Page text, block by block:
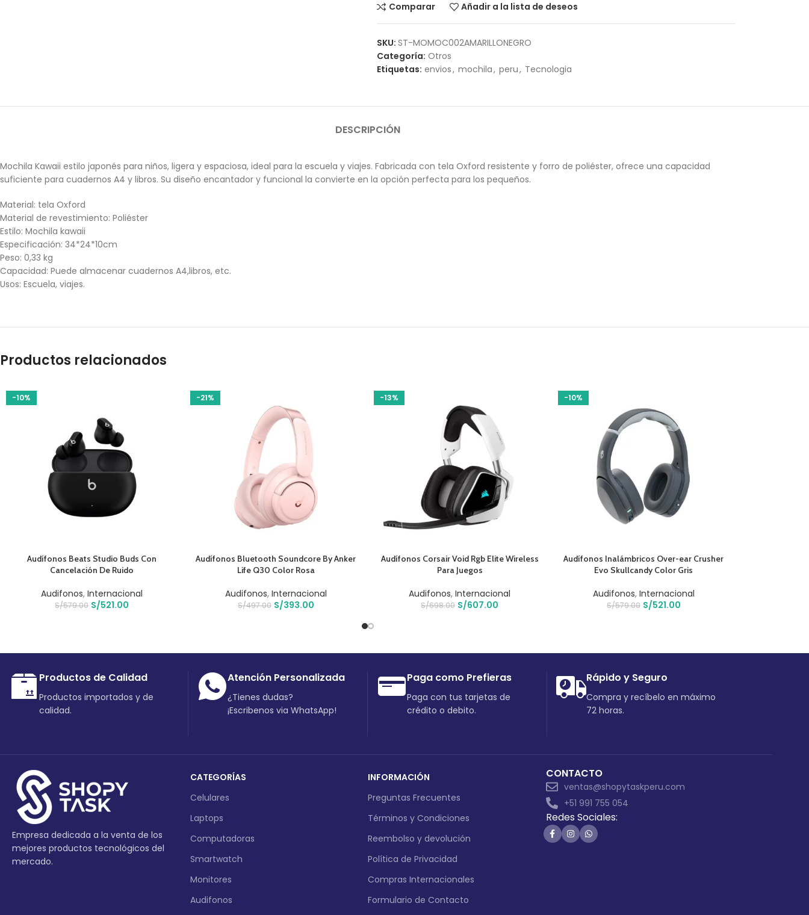
Comparar Añadir a la lista de deseos
SKU: ST-MOMOC002AMARILLONEGRO
Categoría: Otros
Etiquetas: envios, mochila, peru, Tecnologia
DESCRIPCIÓN
Mochila Kawaii estilo japonés para niños, ligera y espaciosa, ideal para la escuela y viajes. Fabricada con tela Oxford resistente y forro de poliéster, ofrece una capacidad
suficiente para cuadernos A4 y libros. Su diseño encantador y funcional la convierte en la opción perfecta para los pequeños.
Material: tela Oxford
Material de revestimiento: Poliéster
Estilo: Mochila kawaii
Especificación: 34*24*10cm
Peso: 0,33 kg
Capacidad: Puede almacenar cuadernos A4,libros, etc.
Usos: Escuela, viajes.
Productos relacionados
-10%
AÑADIR AL CARRITO
Audífonos Beats Studio Buds Con
Cancelación De Ruido
Audifonos,Internacional
S/579.00 S/521.00
-21%
AÑADIR AL CARRITO
Audífonos Bluetooth Soundcore By Anker
Life Q30 Color Rosa
Audifonos, Internacional
S/497.00 S/393.00
-13%
AÑADIR AL CARRITO
Audífonos Corsair Void Rgb Elite Wireless
Para Juegos
Audifonos,Internacional
S/698.00 S/607.00
-10%
AÑADIR AL CARRITO
Audífonos Inalámbricos Over-ear Crusher
Evo Skullcandy Color Gris
Audifonos, Internacional
S/579.00 S/521.00
Productos de Calidad
Productos importados y de
calidad.
Atención Personalizada
¿Tienes dudas?
¡Escribenos via WhatsApp!
Paga como Prefieras
Paga con tus tarjetas de
crédito o debito.
Rápido y Seguro
Compra y recíbelo en máximo
72 horas.
Empresa dedicada a la venta de los
mejores productos tecnológicos del
mercado.
CATEGORÍAS
Celulares
Laptops
Computadoras
Smartwatch
Monitores
Audifonos
INFORMACIÓN
Preguntas Frecuentes
Términos y Condiciones
Reembolso y devolución
Política de Privacidad
Compras Internacionales
Formulario de Contacto
CONTACTO
ventas@shopytaskperu.com
+51 991 755 054
Redes Sociales: